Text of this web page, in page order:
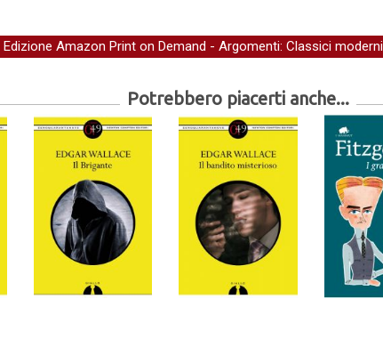
Edizione Amazon Print on Demand - Argomenti: Classici moderni
Potrebbero piacerti anche...